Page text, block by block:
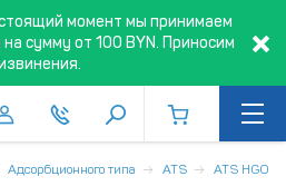
момент мы принимаем
сумму от 100 BYN. Приносим
Адсорбционного типа ATS ATS HGO